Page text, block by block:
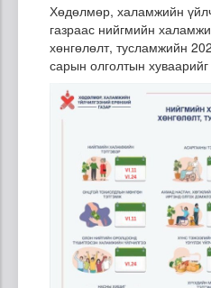
Хөдөлмөр, халамжийн
газраас нийгмийн
хөнгөлөлт, тусламжийн
сарын олголтын